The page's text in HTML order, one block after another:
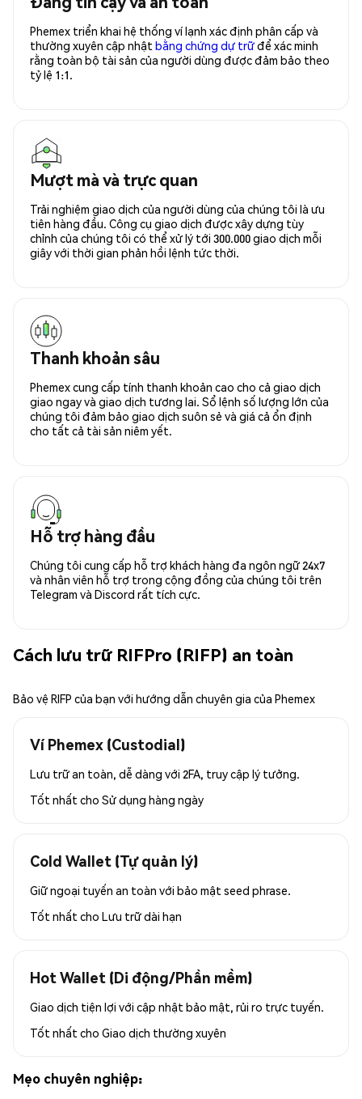
Phemex triển khai hệ thống ví lạnh xác định phân cấp và
thường xuyên cập nhật bằng chứng dự trữđể xác minh
rằng toàn bộ tài sản của người dùng được đảm bảo theo
tỷ lệ 1:1.
Mượt mà và trực quan
Trải nghiệm giao dịch của người dùng của chúng tôi là ưu
tiên hàng đầu. Công cụ giao dịch được xây dựng tùy
chỉnh của chúng tôi có thể xử lý tới 300.000 giao dịch mỗi
giây với thời gian phản hồi lệnh tức thời.
Thanh khoản sâu
Phemex cung cấp tính thanh khoản cao cho cả giao dịch
giao ngay và giao dịch tương lai. Sổ lệnh số lượng lớn của
chúng tôi đảm bảo giao dịch suôn sẻ và giá cả ổn định
cho tất cả tài sản niêm yết.
Hỗ trợ hàng đầu
Chúng tôi cung cấp hỗ trợ khách hàng đa ngôn ngữ 24x7
và nhân viên hỗ trợ trong cộng đồng của chúng tôi trên
Telegram và Discord rất tích cực.
Cách lưu trữ RIFPro (RIFP) an toàn
Bảo vệ RIFP của bạn với hướng dẫn chuyên gia của Phemex
Ví Phemex (Custodial)
Lưu trữ an toàn, dễ dàng với 2FA, truy cập lý tưởng.
Tốt nhất cho Sử dụng hàng ngày
Cold Wallet (Tự quản lý)
Giữ ngoại tuyến an toàn với bảo mật seed phrase.
Tốt nhất cho Lưu trữ dài hạn
Hot Wallet (Di động/Phần mềm)
Giao dịch tiện lợi với cập nhật bảo mật, rủi ro trực tuyến.
Tốt nhất cho Giao dịch thường xuyên
Mẹo chuyên nghiệp: